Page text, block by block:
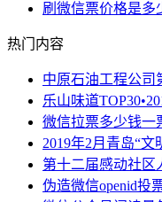
刷微信票价格是多
热门内容
中原石油工程公司
乐山味道
微信拉票多少钱一
2019年2月青岛“文
第十二届感动社区
伪造微信openid投